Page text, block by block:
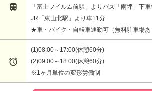

「富士フイルム前駅」よりバス「雨坪」下
JR「東山北駅」より車11分
★車・バイク・自転車通勤可（無料駐車場あ

(1)08:00～17:00(休憩60分)
(2)09:00～18:00(休憩60分)
※1ヶ月単位の変形労働制